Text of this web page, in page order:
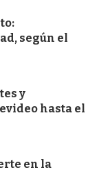
según el
y
hasta el
en la